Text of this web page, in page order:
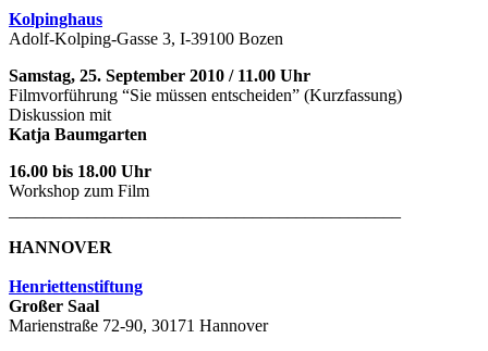
Kolpinghaus
Adolf-Kolping-Gasse 3, I-39100 Bozen
Samstag, 25. September 2010 / 11.00 Uhr
Filmvorführung “Sie müssen entscheiden” (Kurzfassung)
Diskussion mit
Katja Baumgarten
16.00 bis 18.00 Uhr
Workshop zum Film
HANNOVER
Henriettenstiftung
Großer Saal
Marienstraße 72-90, 30171 Hannover